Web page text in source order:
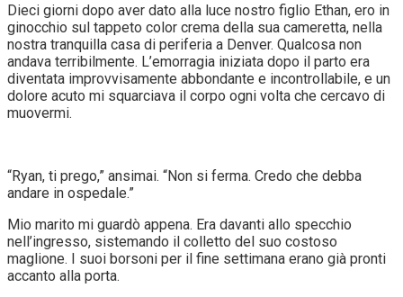
Dieci giorni dopo aver dato alla luce nostro figlio Ethan, ero in
ginocchio sul tappeto color crema della sua cameretta, nella
nostra tranquilla casa di periferia a Denver. Qualcosa non
andava terribilmente. L’emorragia iniziata dopo il parto era
diventata improvvisamente abbondante e incontrollabile, e un
dolore acuto mi squarciava il corpo ogni volta che cercavo di
muovermi.
“Ryan, ti prego,” ansimai. “Non si ferma. Credo che debba
andare in ospedale.”
Mio marito mi guardò appena. Era davanti allo specchio
nell’ingresso, sistemando il colletto del suo costoso
maglione. I suoi borsoni per il fine settimana erano già pronti
accanto alla porta.